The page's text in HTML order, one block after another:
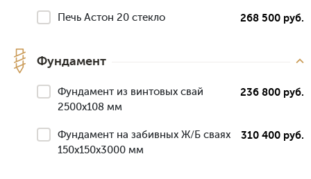
Печь Астон 20 стекло 268 500 руб.
Фундамент
Фундамент из винтовых свай
2500х108 мм
236 800 руб.
Фундамент на забивных Ж/Б сваях
150x150x3000 мм
310 400 руб.